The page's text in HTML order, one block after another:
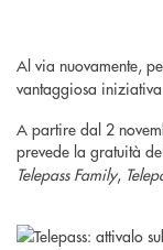
Al via nuovamente,
vantaggiosa
A partire dal 2
prevede la gratuità
Telepass Family,